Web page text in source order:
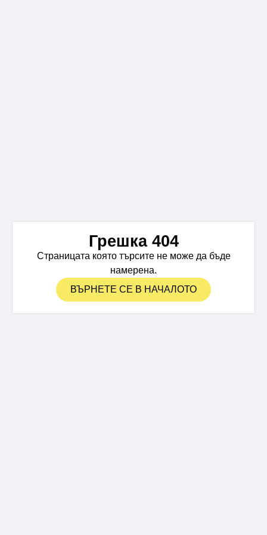
Грешка 404
Страницата която търсите не може да бъде
намерена.
ВЪРНЕТЕ СЕ В НАЧАЛОТО